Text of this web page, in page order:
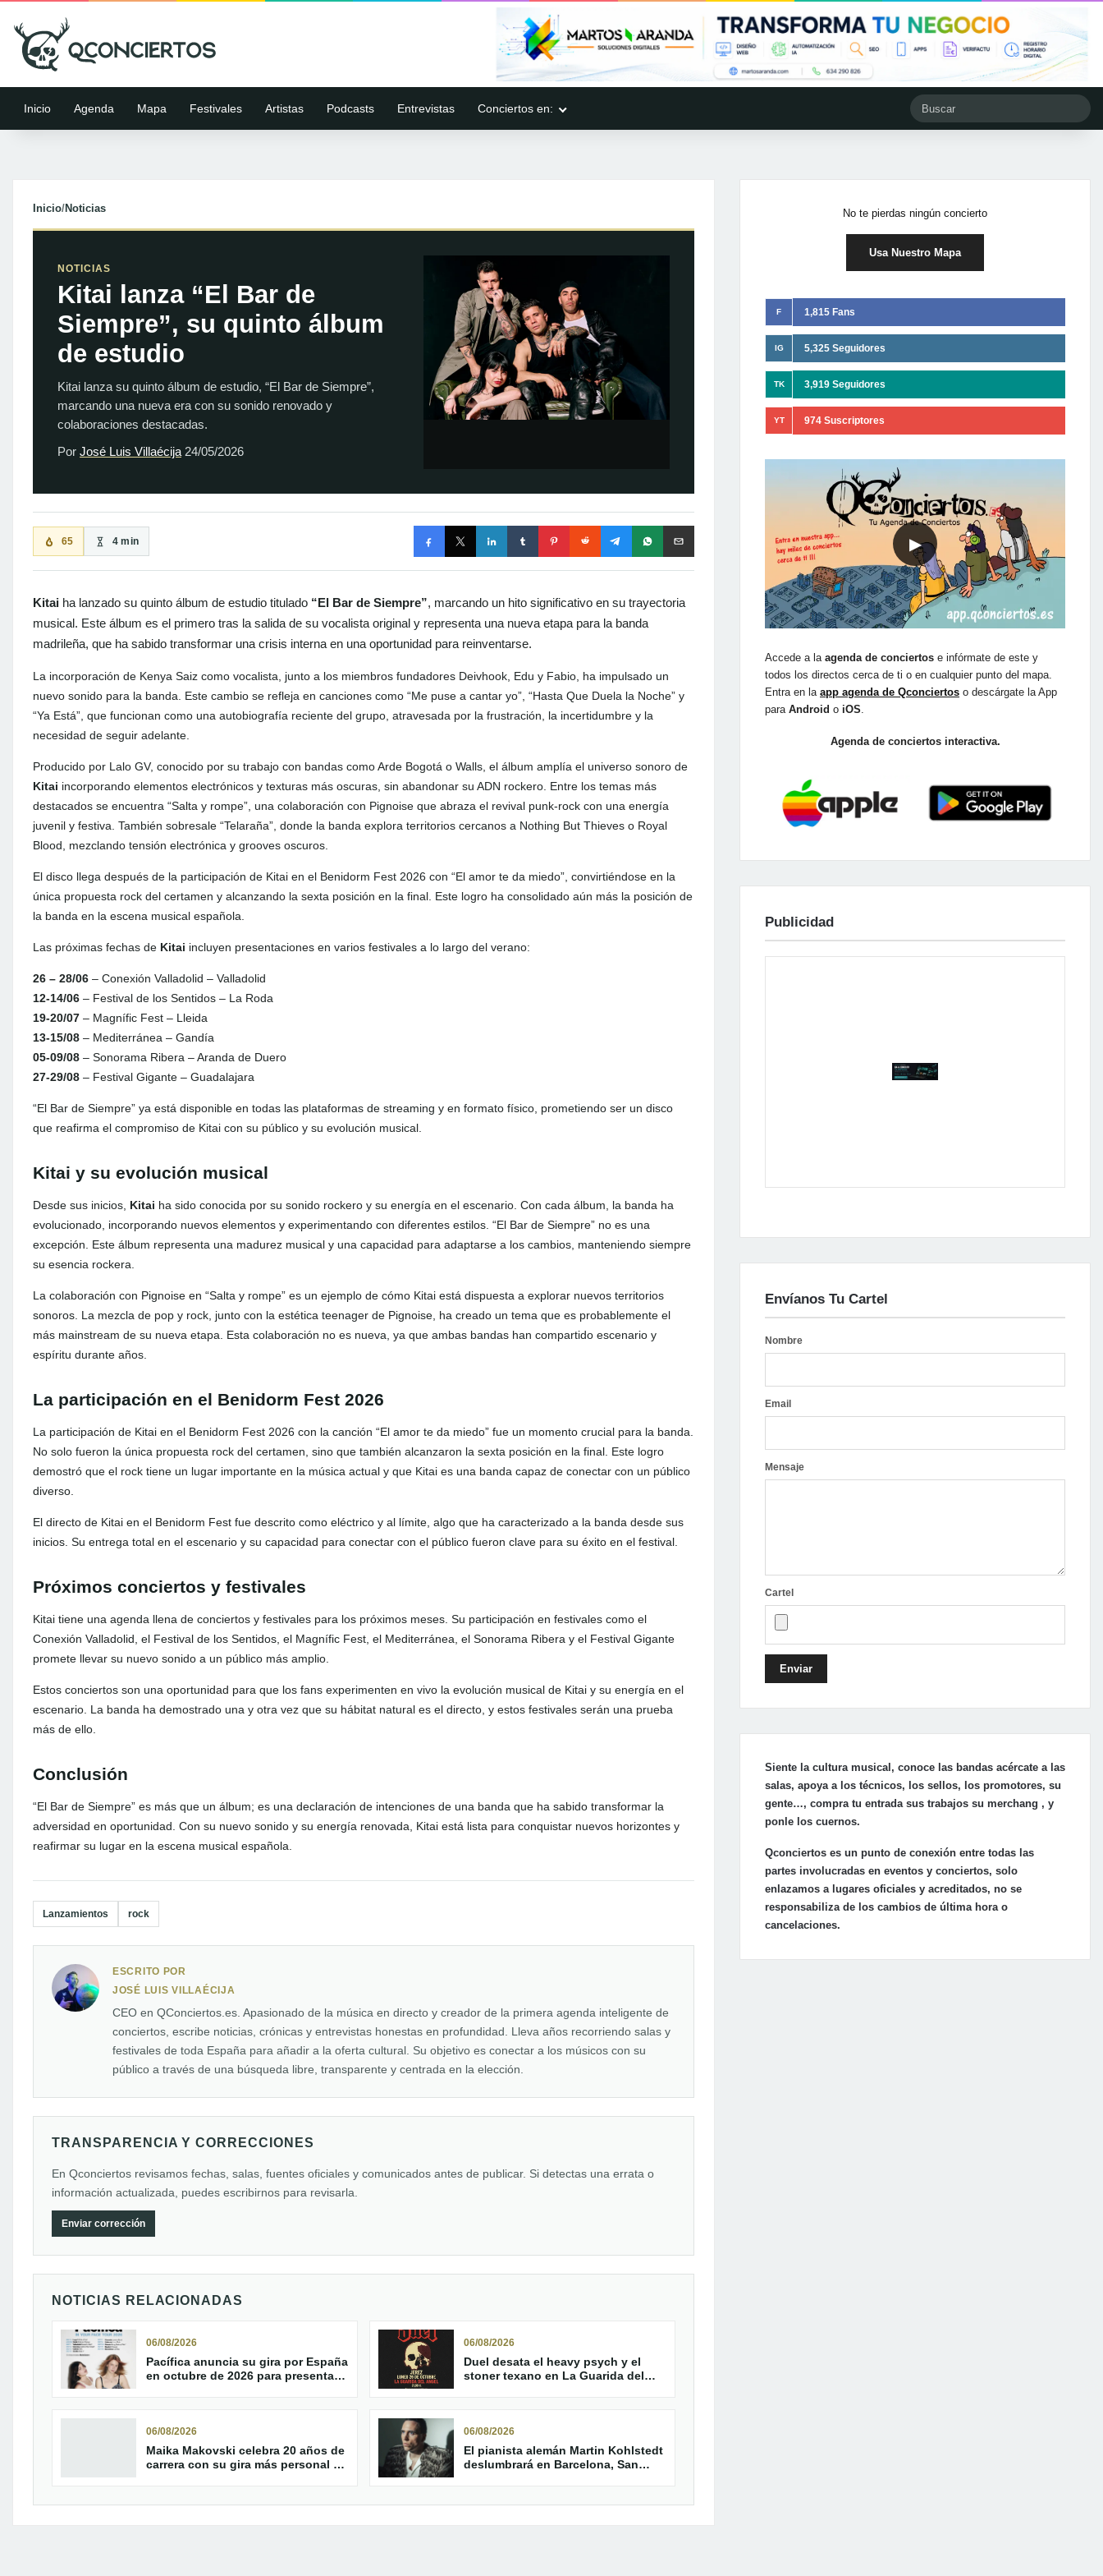
Inicio Agenda Mapa Festivales Artistas Podcasts Entrevistas Conciertos en:
Inicio/Noticias
NOTICIAS
Kitai lanza “El Bar de
Siempre”, su quinto álbum
de estudio
Kitai lanza su quinto álbum de estudio, “El Bar de Siempre”,
marcando una nueva era con su sonido renovado y
colaboraciones destacadas.
Por José Luis Villaécija 24/05/2026
65 4 min
Kitai ha lanzado su quinto álbum de estudio titulado “El Bar de Siempre”, marcando un hito significativo en su trayectoria
musical. Este álbum es el primero tras la salida de su vocalista original y representa una nueva etapa para la banda
madrileña, que ha sabido transformar una crisis interna en una oportunidad para reinventarse.
La incorporación de Kenya Saiz como vocalista, junto a los miembros fundadores Deivhook, Edu y Fabio, ha impulsado un
nuevo sonido para la banda. Este cambio se refleja en canciones como “Me puse a cantar yo”, “Hasta Que Duela la Noche” y
“Ya Está”, que funcionan como una autobiografía reciente del grupo, atravesada por la frustración, la incertidumbre y la
necesidad de seguir adelante.
Producido por Lalo GV, conocido por su trabajo con bandas como Arde Bogotá o Walls, el álbum amplía el universo sonoro de
Kitai incorporando elementos electrónicos y texturas más oscuras, sin abandonar su ADN rockero. Entre los temas más
destacados se encuentra “Salta y rompe”, una colaboración con Pignoise que abraza el revival punk-rock con una energía
juvenil y festiva. También sobresale “Telaraña”, donde la banda explora territorios cercanos a Nothing But Thieves o Royal
Blood, mezclando tensión electrónica y grooves oscuros.
El disco llega después de la participación de Kitai en el Benidorm Fest 2026 con “El amor te da miedo”, convirtiéndose en la
única propuesta rock del certamen y alcanzando la sexta posición en la final. Este logro ha consolidado aún más la posición de
la banda en la escena musical española.
Las próximas fechas de Kitai incluyen presentaciones en varios festivales a lo largo del verano:
26 – 28/06 – Conexión Valladolid – Valladolid
12-14/06 – Festival de los Sentidos – La Roda
19-20/07 – Magnífic Fest – Lleida
13-15/08 – Mediterránea – Gandía
05-09/08 – Sonorama Ribera – Aranda de Duero
27-29/08 – Festival Gigante – Guadalajara
“El Bar de Siempre” ya está disponible en todas las plataformas de streaming y en formato físico, prometiendo ser un disco
que reafirma el compromiso de Kitai con su público y su evolución musical.
Kitai y su evolución musical
Desde sus inicios, Kitai ha sido conocida por su sonido rockero y su energía en el escenario. Con cada álbum, la banda ha
evolucionado, incorporando nuevos elementos y experimentando con diferentes estilos. “El Bar de Siempre” no es una
excepción. Este álbum representa una madurez musical y una capacidad para adaptarse a los cambios, manteniendo siempre
su esencia rockera.
La colaboración con Pignoise en “Salta y rompe” es un ejemplo de cómo Kitai está dispuesta a explorar nuevos territorios
sonoros. La mezcla de pop y rock, junto con la estética teenager de Pignoise, ha creado un tema que es probablemente el
más mainstream de su nueva etapa. Esta colaboración no es nueva, ya que ambas bandas han compartido escenario y
espíritu durante años.
La participación en el Benidorm Fest 2026
La participación de Kitai en el Benidorm Fest 2026 con la canción “El amor te da miedo” fue un momento crucial para la banda.
No solo fueron la única propuesta rock del certamen, sino que también alcanzaron la sexta posición en la final. Este logro
demostró que el rock tiene un lugar importante en la música actual y que Kitai es una banda capaz de conectar con un público
diverso.
El directo de Kitai en el Benidorm Fest fue descrito como eléctrico y al límite, algo que ha caracterizado a la banda desde sus
inicios. Su entrega total en el escenario y su capacidad para conectar con el público fueron clave para su éxito en el festival.
Próximos conciertos y festivales
Kitai tiene una agenda llena de conciertos y festivales para los próximos meses. Su participación en festivales como el
Conexión Valladolid, el Festival de los Sentidos, el Magnífic Fest, el Mediterránea, el Sonorama Ribera y el Festival Gigante
promete llevar su nuevo sonido a un público más amplio.
Estos conciertos son una oportunidad para que los fans experimenten en vivo la evolución musical de Kitai y su energía en el
escenario. La banda ha demostrado una y otra vez que su hábitat natural es el directo, y estos festivales serán una prueba
más de ello.
Conclusión
“El Bar de Siempre” es más que un álbum; es una declaración de intenciones de una banda que ha sabido transformar la
adversidad en oportunidad. Con su nuevo sonido y su energía renovada, Kitai está lista para conquistar nuevos horizontes y
reafirmar su lugar en la escena musical española.
Lanzamientos rock
ESCRITO POR
JOSÉ LUIS VILLAÉCIJA
CEO en QConciertos.es. Apasionado de la música en directo y creador de la primera agenda inteligente de
conciertos, escribe noticias, crónicas y entrevistas honestas en profundidad. Lleva años recorriendo salas y
festivales de toda España para añadir a la oferta cultural. Su objetivo es conectar a los músicos con su
público a través de una búsqueda libre, transparente y centrada en la elección.
TRANSPARENCIA Y CORRECCIONES
En Qconciertos revisamos fechas, salas, fuentes oficiales y comunicados antes de publicar. Si detectas una errata o
información actualizada, puedes escribirnos para revisarla.
Enviar corrección
NOTICIAS RELACIONADAS
06/08/2026
Pacífica anuncia su gira por España
en octubre de 2026 para presentar
06/08/2026
Duel desata el heavy psych y el
stoner texano en La Guarida del
06/08/2026
Maika Makovski celebra 20 años de
carrera con su gira más personal y
06/08/2026
El pianista alemán Martin Kohlstedt
deslumbrará en Barcelona, San
No te pierdas ningún concierto
Usa Nuestro Mapa
F 1,815 Fans
IG 5,325 Seguidores
TK 3,919 Seguidores
YT 974 Suscriptores
▶
Accede a la agenda de conciertos e infórmate de este y
todos los directos cerca de ti o en cualquier punto del mapa.
Entra en la app agenda de Qconciertos o descárgate la App
para Android o iOS.
Agenda de conciertos interactiva.
Publicidad
Publicidad
Envíanos Tu Cartel
Nombre
Email
Mensaje
Cartel
Enviar
Siente la cultura musical, conoce las bandas acércate a las
salas, apoya a los técnicos, los sellos, los promotores, su
gente…, compra tu entrada sus trabajos su merchang , y
ponle los cuernos.
Qconciertos es un punto de conexión entre todas las
partes involucradas en eventos y conciertos, solo
enlazamos a lugares oficiales y acreditados, no se
responsabiliza de los cambios de última hora o
cancelaciones.